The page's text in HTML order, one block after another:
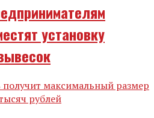
установку
максимальный размер
рублей